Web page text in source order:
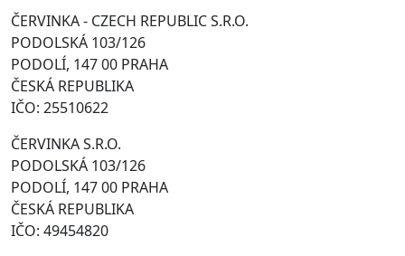
ČERVINKA - CZECH REPUBLIC S.R.O.
PODOLSKÁ 103/126
PODOLÍ, 147 00 PRAHA
ČESKÁ REPUBLIKA
IČO: 25510622
ČERVINKA S.R.O.
PODOLSKÁ 103/126
PODOLÍ, 147 00 PRAHA
ČESKÁ REPUBLIKA
IČO: 49454820